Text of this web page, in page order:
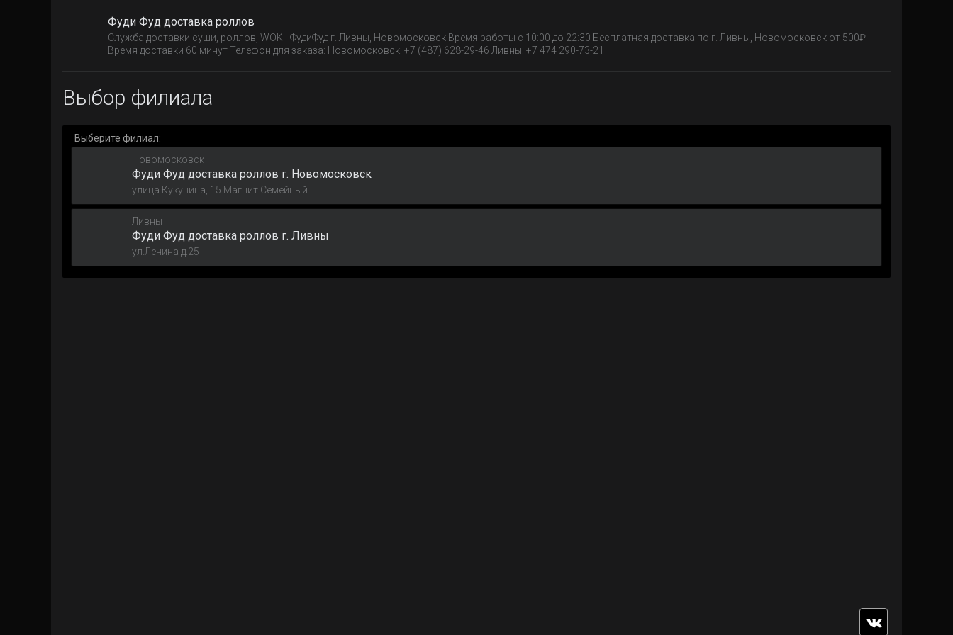
Фуди Фуд доставка роллов
Служба доставки суши, роллов, WOK - ФудиФуд г. Ливны, Новомосковск Время работы с 10:00 до 22:30 Бесплатная доставка по г. Ливны, Новомосковск от 500₽
Время доставки 60 минут Телефон для заказа: Новомосковск: +7 (487) 628-29-46 Ливны: +7 474 290-73-21
Выбор филиала
Выберите филиал:
Новомосковск
Фуди Фуд доставка роллов г. Новомосковск
улица Кукунина, 15 Магнит Семейный
Ливны
Фуди Фуд доставка роллов г. Ливны
ул.Ленина д.25